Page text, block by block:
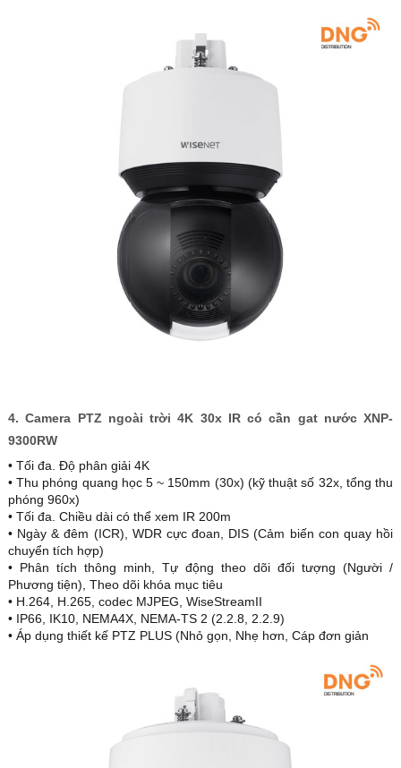
4. Camera PTZ ngoài trời 4K 30x IR có cần gat nước XNP-
9300RW
• Tối đa. Độ phân giải 4K
• Thu phóng quang học 5 ~ 150mm (30x) (kỹ thuật số 32x, tổng thu
phóng 960x)
• Tối đa. Chiều dài có thể xem IR 200m
• Ngày & đêm (ICR), WDR cực đoan, DIS (Cảm biến con quay hồi
chuyển tích hợp)
• Phân tích thông minh, Tự động theo dõi đối tượng (Người /
Phương tiện), Theo dõi khóa mục tiêu
• H.264, H.265, codec MJPEG, WiseStreamII
• IP66, IK10, NEMA4X, NEMA-TS 2 (2.2.8, 2.2.9)
• Áp dụng thiết kế PTZ PLUS (Nhỏ gọn, Nhẹ hơn, Cáp đơn giản